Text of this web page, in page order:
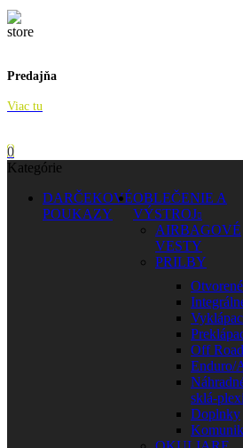
Predajňa
Viac tu
0
Kategórie
DARČEKOVÉ
POUKAZY
OBLEČENIE A
VÝSTROJ
AIRBAGOVÉ
VESTY
PRILBY
Otvorené
Off Road
Enduro/
sklá-plexi
Doplnky